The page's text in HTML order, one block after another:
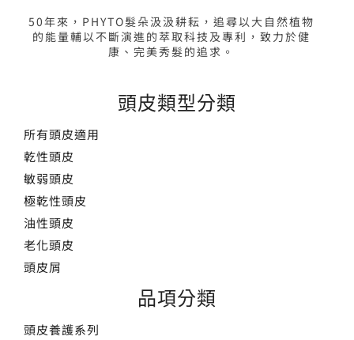
50年來，PHYTO髮朵汲汲耕耘，追尋以大自然植物
的能量輔以不斷演進的萃取科技及專利，致力於健
康、完美秀髮的追求。
頭皮類型分類
所有頭皮適用
乾性頭皮
敏弱頭皮
極乾性頭皮
油性頭皮
老化頭皮
頭皮屑
品項分類
頭皮養護系列